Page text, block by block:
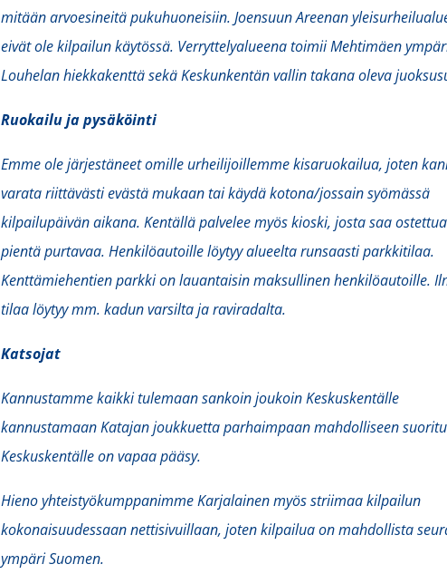
mitään arvoesineitä pukuhuoneisiin. Joensuun Areenan
eivät ole kilpailun käytössä. Verryttelyalueena toimii Mehtimäen
Louhelan hiekkakenttä sekä Keskunkentän vallin takana oleva
Ruokailu ja pysäköinti
Emme ole järjestäneet omille urheilijoillemme kisaruokailua, joten
varata riittävästi evästä mukaan tai käydä kotona/jossain syömässä
kilpailupäivän aikana. Kentällä palvelee myös kioski, josta saa ostettua
pientä purtavaa. Henkilöautoille löytyy alueelta runsaasti parkkitilaa.
Kenttämiehentien parkki on lauantaisin maksullinen henkilöautoille.
tilaa löytyy mm. kadun varsilta ja raviradalta.
Katsojat
Kannustamme kaikki tulemaan sankoin joukoin Keskuskentälle
kannustamaan Katajan joukkuetta parhaimpaan mahdolliseen
Keskuskentälle on vapaa pääsy.
Hieno yhteistyökumppanimme Karjalainen myös striimaa kilpailun
kokonaisuudessaan nettisivuillaan, joten kilpailua on mahdollista
ympäri Suomen.